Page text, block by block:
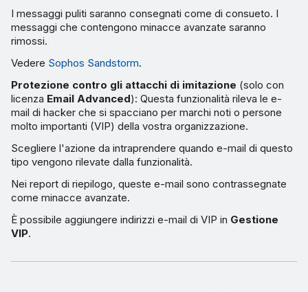
I messaggi puliti saranno consegnati come di consueto. I
messaggi che contengono minacce avanzate saranno
rimossi.
Vedere Sophos Sandstorm.
Protezione contro gli attacchi di imitazione (solo con
licenza Email Advanced): Questa funzionalità rileva le e-
mail di hacker che si spacciano per marchi noti o persone
molto importanti (VIP) della vostra organizzazione.
Scegliere l'azione da intraprendere quando e-mail di questo
tipo vengono rilevate dalla funzionalità.
Nei report di riepilogo, queste e-mail sono contrassegnate
come minacce avanzate.
È possibile aggiungere indirizzi e-mail di VIP in Gestione
VIP.